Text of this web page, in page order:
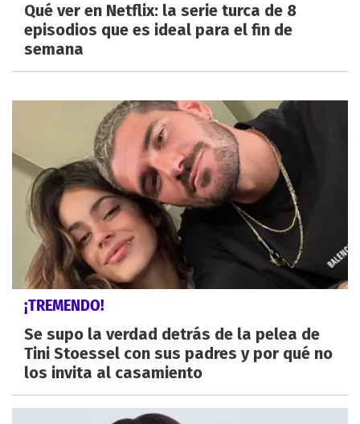
Qué ver en Netflix: la serie turca de 8
episodios que es ideal para el fin de
semana
¡TREMENDO!
Se supo la verdad detrás de la pelea de
Tini Stoessel con sus padres y por qué no
los invita al casamiento